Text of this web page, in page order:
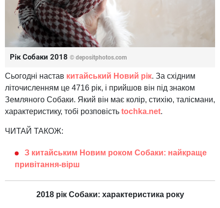
Рік Собаки 2018 © depositphotos.com
Сьогодні настав китайський Новий рік. За східним
літочисленням це 4716 рік, і прийшов він під знаком
Земляного Собаки. Який він має колір, стихію, талісмани,
характеристику, тобі розповість tochka.net.
ЧИТАЙ ТАКОЖ:
З китайським Новим роком Собаки: найкраще
привітання-вірш
2018 рік Собаки: характеристика року